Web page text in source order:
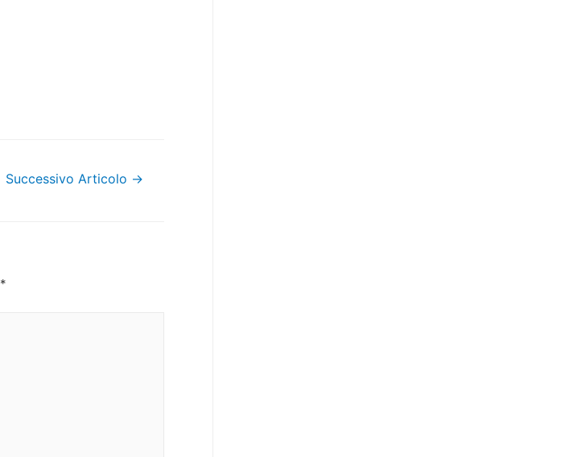
Successivo Articolo →
*